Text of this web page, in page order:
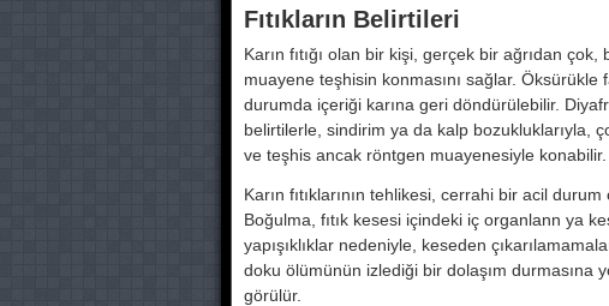
Fıtıkların Belirtileri
Karın fıtığı olan bir kişi, gerçek bir ağrıdan çok,
muayene teşhisin konmasını sağlar. Öksürükle
durumda içeriği karına geri döndürülebilir.
belirtilerle, sindirim ya da kalp bozukluklarıyla,
ve teşhis ancak röntgen muayenesiyle konabilir.
Karın fıtıklarının tehlikesi, cerrahi bir acil
Boğulma, fıtık kesesi içindeki iç organlann ya
yapışıklıklar nedeniyle, keseden
doku ölümünün izlediği bir dolaşım durmasına
görülür.